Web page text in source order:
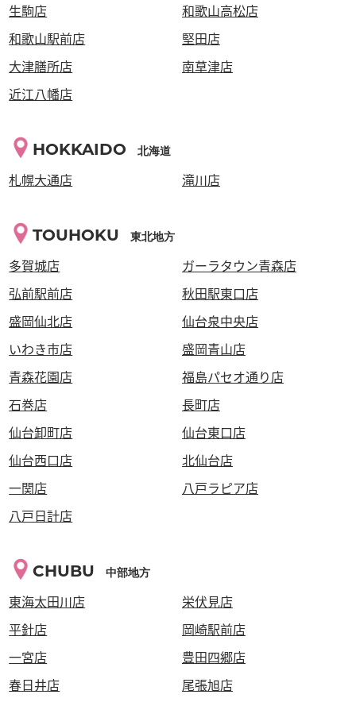
生駒店
和歌山高松店
和歌山駅前店
堅田店
大津膳所店
南草津店
近江八幡店
HOKKAIDO 北海道
札幌大通店 滝川店
TOUHOKU 東北地方
多賀城店
ガーラタウン青森店
弘前駅前店
秋田駅東口店
盛岡仙北店
仙台泉中央店
いわき市店
盛岡青山店
青森花園店
福島パセオ通り店
石巻店
長町店
仙台卸町店
仙台東口店
仙台西口店
北仙台店
一関店
八戸ラピア店
八戸日計店
CHUBU 中部地方
東海太田川店
栄伏見店
平針店
岡崎駅前店
一宮店
豊田四郷店
春日井店
尾張旭店